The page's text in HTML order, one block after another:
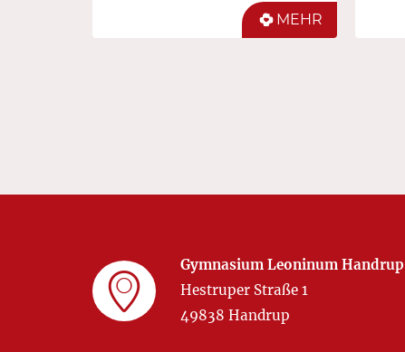
MEHR
Gymnasium Leoninum Handrup
Hestruper Straße 1
49838 Handrup